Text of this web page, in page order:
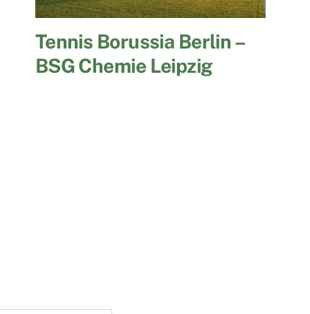
Tennis Borussia Berlin –
BSG Chemie Leipzig